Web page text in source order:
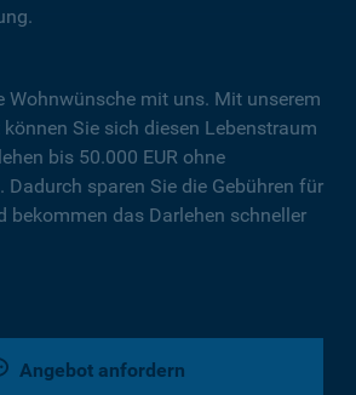
Wohnwünsche mit uns. Mit unserem
Sie sich diesen Lebenstraum
bis 50.000 EUR ohne
Dadurch sparen Sie die Gebühren für
bekommen das Darlehen schneller
Angebot anfordern